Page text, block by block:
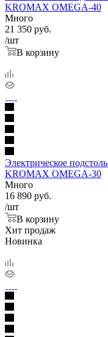
KROMAX OMEGA-40
Много
21 350 руб.
/шт
В корзину
Электрическое
KROMAX OMEGA-30
Много
16 890 руб.
/шт
В корзину
Хит продаж
Новинка